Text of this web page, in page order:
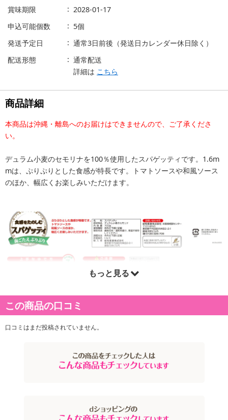
賞味期限
2028-01-17
申込可能個数
5個
発送予定日
通常3日前後（発送日カレンダー休日除く）
配送形態
通常配送
詳細は こちら
商品詳細
本商品は沖縄・離島へのお届けはできませんので、ご了承くださ
い。
デュラム小麦のセモリナを100％使用したスパゲッティです。1.6m
mは、ぷりぷりとした食感が特長です。トマトソースや和風ソース
のほか、幅広くお楽しみいただけます。
注意事項
お申込みの際は 「商品情報」に記載されている「注意事項」を
【キャンセルについて】
※パッケージ変更や商品リニューアル(成分など含む)等により、参考
もっと見る
この商品の口コミ
口コミはまだ投稿されていません。